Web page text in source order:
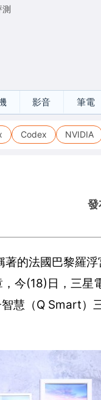
測
影音 筆電
Codex NVIDIA
發
的法國巴黎羅
今(18)日，三星
慧（Q Smart）